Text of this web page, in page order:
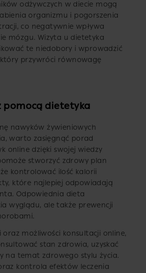
odżywczych w diecie mogą
organizmu i pogorszenia
co negatywnie wpływa
mózgu. Wizyta u dietetyka
te niedobory i wprowadzić
przywróci równowagę
pomocą dietetyka
nawyków żywieniowych
warto zasięgnąć porad
online dzięki swojej wiedzy
stworzyć zdrowy plan
kontrolować ilość kalorii
które najlepiej odpowiadają
Odpowiednia dieta
wyglądu, ale także prewencji
oraz możliwości konsultacji online,
stan zdrowia, uzyskać
na temat zdrowego stylu życia.
kontrola efektów leczenia